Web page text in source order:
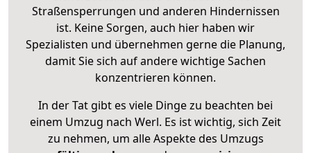
Straßensperrungen und anderen Hindernissen
ist. Keine Sorgen, auch hier haben wir
Spezialisten und übernehmen gerne die Planung,
damit Sie sich auf andere wichtige Sachen
konzentrieren können.
In der Tat gibt es viele Dinge zu beachten bei
einem Umzug nach Werl. Es ist wichtig, sich Zeit
zu nehmen, um alle Aspekte des Umzugs